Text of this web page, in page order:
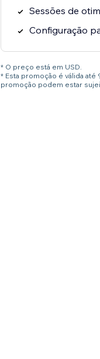
Sessões de
Configuração
* O preço está em USD.
* Esta promoção é válida
promoção podem estar